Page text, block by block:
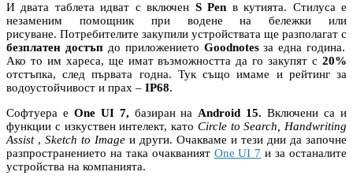
И двата таблета идват с включен S Pen в кутията. Стилуса е
незаменим помощник при водене на бележки или
рисуване. Потребителите закупили устройствата ще разполагат с
безплатен достъпдо приложението Goodnotesза една година.
Ако то им хареса, ще имат възможността да го закупят с 20%
отстъпка, след първата годна. Тук също имаме и рейтинг за
водоустойчивост и прах – IP68.
Софтуера е One UI 7,базиран на Android 15. Включени са и
функции с изкуствен интелект, като Circle to Search, Handwriting
Assist, Sketch to Image и други. Очакваме и тези дни да започне
разпространението на така очакваният One UI 7 и за останалите
устройства на компанията.